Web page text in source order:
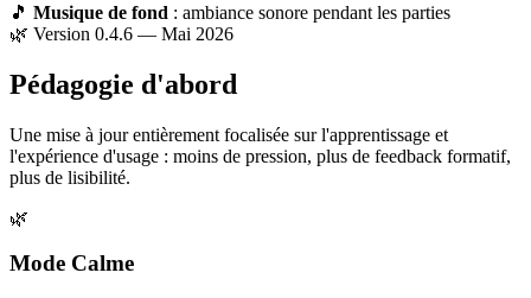
🎵 Musique de fond : ambiance sonore pendant les parties
🌿 Version 0.4.6 — Mai 2026
Pédagogie d'abord
Une mise à jour entièrement focalisée sur l'apprentissage et
l'expérience d'usage : moins de pression, plus de feedback formatif,
plus de lisibilité.
🌿
Mode Calme